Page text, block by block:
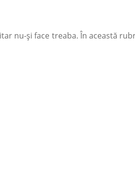
nu-și face treaba. În această